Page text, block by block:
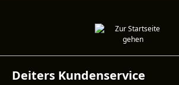
Deiters Kundenservice